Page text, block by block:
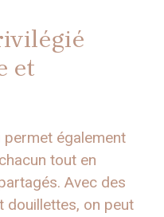
et
permet également
tout en
Avec des
douillettes, on peut